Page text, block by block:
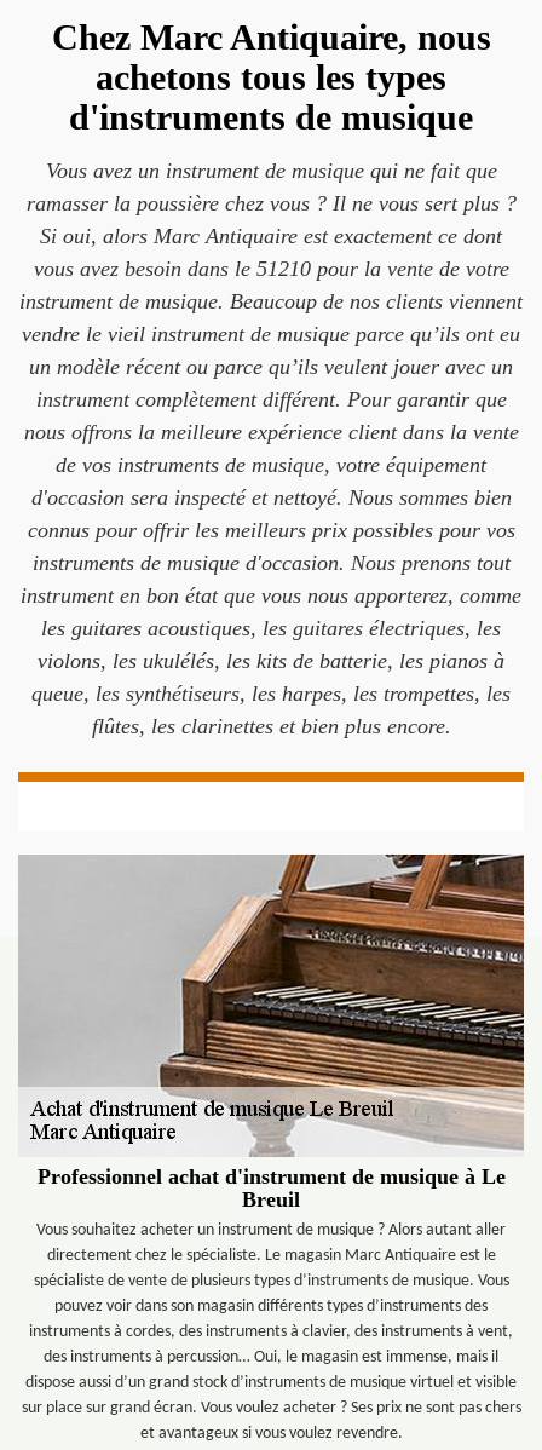
Chez Marc Antiquaire, nous
achetons tous les types
d'instruments de musique
Vous avez un instrument de musique qui ne fait que
ramasser la poussière chez vous ? Il ne vous sert plus ?
Si oui, alors Marc Antiquaire est exactement ce dont
vous avez besoin dans le 51210 pour la vente de votre
instrument de musique. Beaucoup de nos clients viennent
vendre le vieil instrument de musique parce qu’ils ont eu
un modèle récent ou parce qu’ils veulent jouer avec un
instrument complètement différent. Pour garantir que
nous offrons la meilleure expérience client dans la vente
de vos instruments de musique, votre équipement
d'occasion sera inspecté et nettoyé. Nous sommes bien
connus pour offrir les meilleurs prix possibles pour vos
instruments de musique d'occasion. Nous prenons tout
instrument en bon état que vous nous apporterez, comme
les guitares acoustiques, les guitares électriques, les
violons, les ukulélés, les kits de batterie, les pianos à
queue, les synthétiseurs, les harpes, les trompettes, les
flûtes, les clarinettes et bien plus encore.
Professionnel achat d'instrument de musique à Le
Breuil
Vous souhaitez acheter un instrument de musique ? Alors autant aller
directement chez le spécialiste. Le magasin Marc Antiquaire est le
spécialiste de vente de plusieurs types d’instruments de musique. Vous
pouvez voir dans son magasin différents types d’instruments des
instruments à cordes, des instruments à clavier, des instruments à vent,
des instruments à percussion… Oui, le magasin est immense, mais il
dispose aussi d’un grand stock d’instruments de musique virtuel et visible
sur place sur grand écran. Vous voulez acheter ? Ses prix ne sont pas chers
et avantageux si vous voulez revendre.